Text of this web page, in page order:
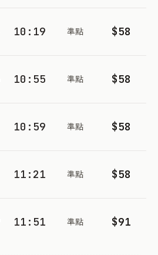
10:19 準點 $58
10:55 準點 $58
10:59 準點 $58
11:21 準點 $58
11:51 準點 $91